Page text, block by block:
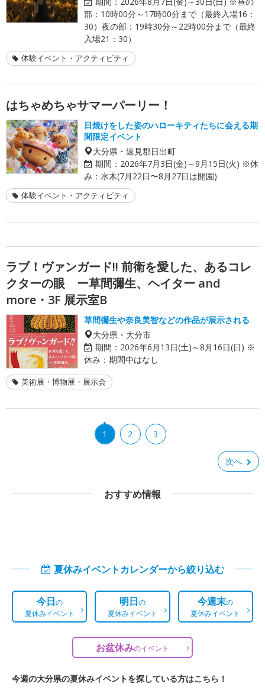
部：10時00分～17時00分まで（最終入場16：
30）夜の部：19時30分～22時00分まで（最終
入場21：30）
体験イベント・アクティビティ
はちゃめちゃサマーパーリー！
日焼けをした姿のハローキティたちに会える期
間限定イベント
大分県・速見郡日出町
期間： 2026年7月3日(金)～9月15日(火) ※休
み：水木(7月22日〜8月27日は開園)
体験イベント・アクティビティ
ラブ！ヴァンガード!! 前衛を愛した、あるコレ
クターの眼 ー草間彌生、ヘイター and
more・3F 展示室B
草間彌生や奈良美智などの作品が展示される
大分県・大分市
期間： 2026年6月13日(土)～8月16日(日) ※
休み：期間中はなし
美術展・博物展・展示会
1 2 3
次へ
おすすめ情報
夏休みイベントカレンダーから絞り込む
今日の
夏休みイベント
明日の
夏休みイベント
今週末の
夏休みイベント
お盆休みのイベント
今週の大分県の夏休みイベントを探している方はこちら！